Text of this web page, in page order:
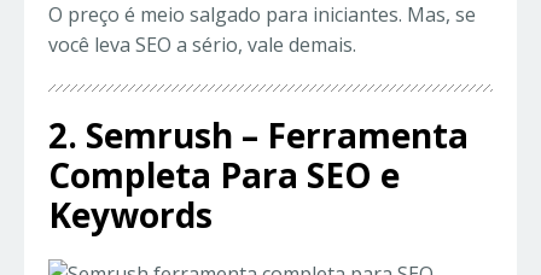
O preço é meio salgado para iniciantes. Mas, se
você leva SEO a sério, vale demais.
2. Semrush – Ferramenta
Completa Para SEO e
Keywords